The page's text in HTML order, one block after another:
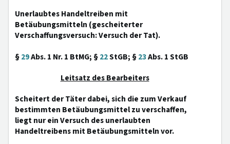
Unerlaubtes Handeltreiben mit
Betäubungsmitteln (gescheiterter
Verschaffungsversuch: Versuch der Tat).
§29Abs. 1 Nr. 1 BtMG; §22StGB; §23Abs. 1 StGB
Leitsatz des Bearbeiters
Scheitert der Täter dabei, sich die zum Verkauf
bestimmten Betäubungsmittel zu verschaffen,
liegt nur ein Versuch des unerlaubten
Handeltreibens mit Betäubungsmitteln vor.